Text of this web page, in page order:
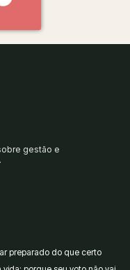
gestão e
preparado do que certo